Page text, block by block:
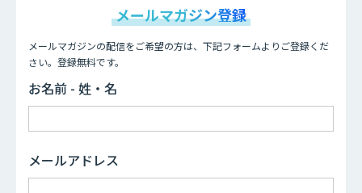
メールマガジン登録
メールマガジンの配信をご希望の方は、下記フォームよりご登録くだ
さい。登録無料です。
お名前 - 姓・名
メールアドレス